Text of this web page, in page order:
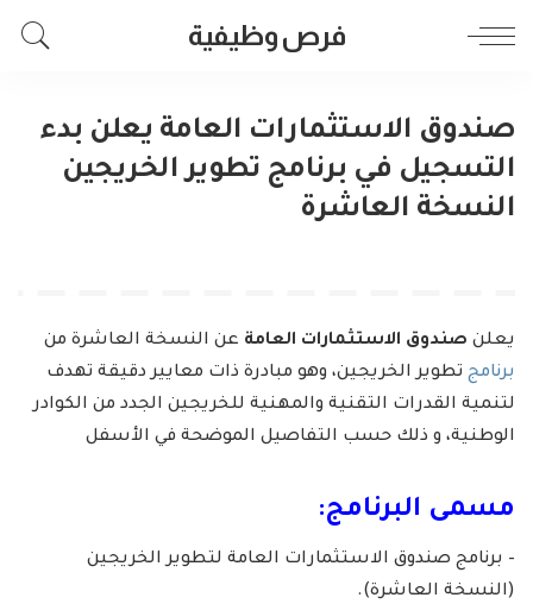
فرص وظيفية
صندوق الاستثمارات العامة يعلن بدء
التسجيل في برنامج تطوير الخريجين
النسخة العاشرة
يعلن صندوق الاستثمارات العامة عن النسخة العاشرة من
برنامج تطوير الخريجين، وهو مبادرة ذات معايير دقيقة تهدف
لتنمية القدرات التقنية والمهنية للخريجين الجدد من الكوادر
الوطنية، و ذلك حسب التفاصيل الموضحة في الأسفل
مسمى البرنامج:
– برنامج صندوق الاستثمارات العامة لتطوير الخريجين
(النسخة العاشرة).